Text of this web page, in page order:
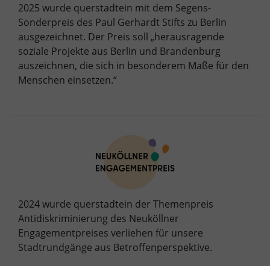
2025 wurde querstadtein mit dem Segens-
Sonderpreis des Paul Gerhardt Stifts zu Berlin
ausgezeichnet. Der Preis soll „herausragende
soziale Projekte aus Berlin und Brandenburg
auszeichnen, die sich in besonderem Maße für den
Menschen einsetzen.“
2024 wurde querstadtein der Themenpreis
Antidiskriminierung des Neuköllner
Engagementpreises verliehen für unsere
Stadtrundgänge aus Betroffenperspektive.